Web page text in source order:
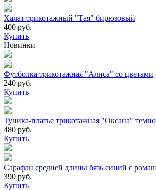
Халат трикотажный "Тая" бирюзовый
400 руб.
Купить
Новинки
Футболка трикотажная "Алиса" со цветами
240 руб.
Купить
Туника-платье трикотажная "Оксана"
480 руб.
Купить
Сарафан средней длины бязь синий с
390 руб.
Купить